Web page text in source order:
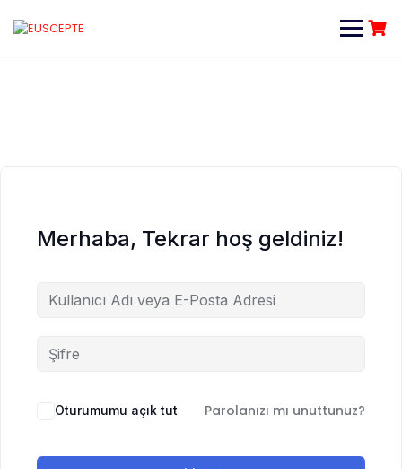
Merhaba, Tekrar hoş geldiniz!
Oturumumu açık tut Parolanızı mı unuttunuz?